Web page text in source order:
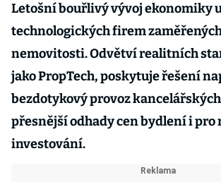
Letošní bouřlivý vývoj ekonomiky
technologických firem
nemovitosti. Odvětví realitních
jako PropTech, poskytuje řešení
bezdotykový provoz
přesnější odhady cen bydlení i
investování.